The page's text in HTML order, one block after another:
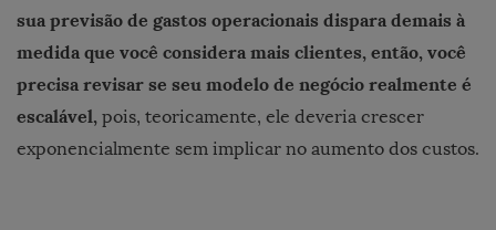
sua previsão de gastos operacionais dispara demais à
medida que você considera mais clientes, então, você
precisa revisar se seu modelo de negócio realmente é
escalável, pois, teoricamente, ele deveria crescer
exponencialmente sem implicar no aumento dos custos.